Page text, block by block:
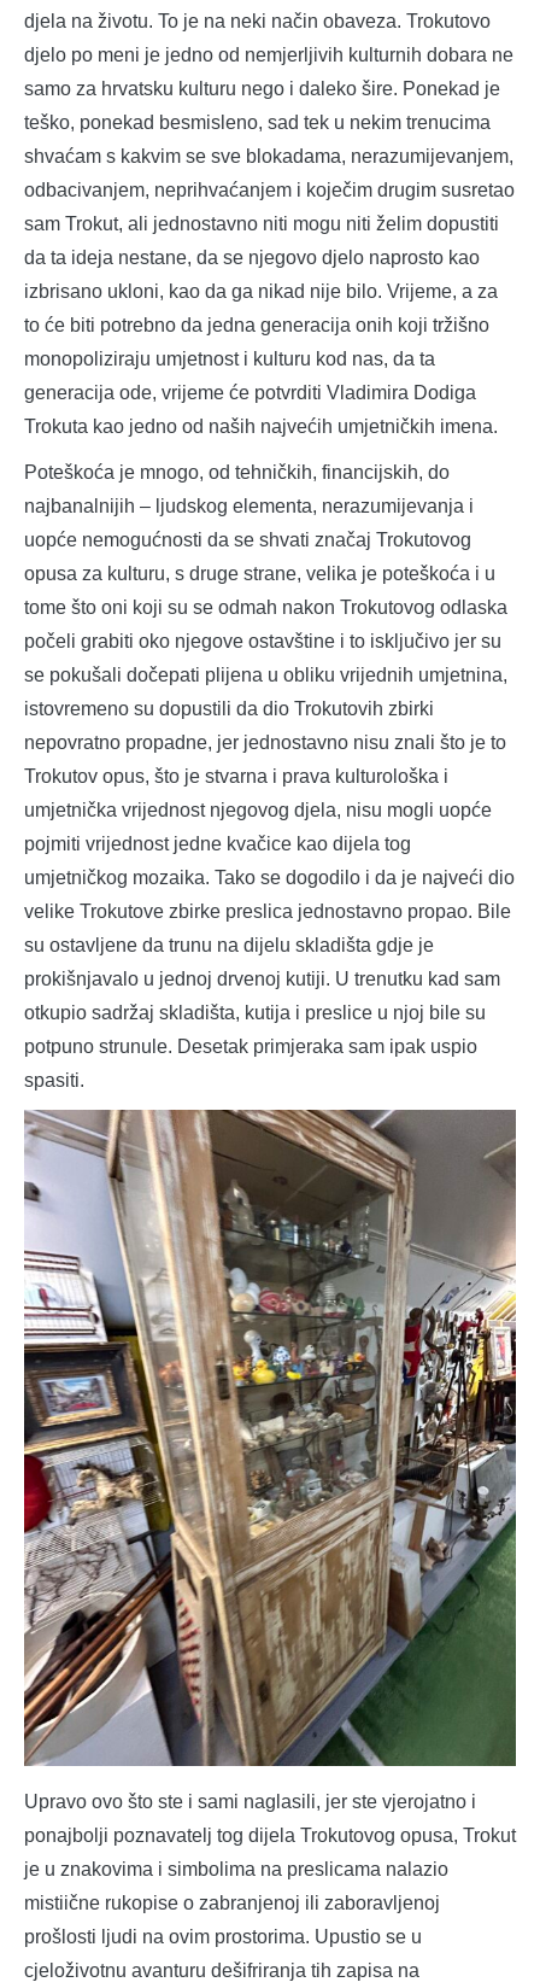
djela na životu. To je na neki način obaveza. Trokutovo
djelo po meni je jedno od nemjerljivih kulturnih dobara ne
samo za hrvatsku kulturu nego i daleko šire. Ponekad je
teško, ponekad besmisleno, sad tek u nekim trenucima
shvaćam s kakvim se sve blokadama, nerazumijevanjem,
odbacivanjem, neprihvaćanjem i koječim drugim susretao
sam Trokut, ali jednostavno niti mogu niti želim dopustiti
da ta ideja nestane, da se njegovo djelo naprosto kao
izbrisano ukloni, kao da ga nikad nije bilo. Vrijeme, a za
to će biti potrebno da jedna generacija onih koji tržišno
monopoliziraju umjetnost i kulturu kod nas, da ta
generacija ode, vrijeme će potvrditi Vladimira Dodiga
Trokuta kao jedno od naših najvećih umjetničkih imena.
Poteškoća je mnogo, od tehničkih, financijskih, do
najbanalnijih – ljudskog elementa, nerazumijevanja i
uopće nemogućnosti da se shvati značaj Trokutovog
opusa za kulturu, s druge strane, velika je poteškoća i u
tome što oni koji su se odmah nakon Trokutovog odlaska
počeli grabiti oko njegove ostavštine i to isključivo jer su
se pokušali dočepati plijena u obliku vrijednih umjetnina,
istovremeno su dopustili da dio Trokutovih zbirki
nepovratno propadne, jer jednostavno nisu znali što je to
Trokutov opus, što je stvarna i prava kulturološka i
umjetnička vrijednost njegovog djela, nisu mogli uopće
pojmiti vrijednost jedne kvačice kao dijela tog
umjetničkog mozaika. Tako se dogodilo i da je najveći dio
velike Trokutove zbirke preslica jednostavno propao. Bile
su ostavljene da trunu na dijelu skladišta gdje je
prokišnjavalo u jednoj drvenoj kutiji. U trenutku kad sam
otkupio sadržaj skladišta, kutija i preslice u njoj bile su
potpuno strunule. Desetak primjeraka sam ipak uspio
spasiti.
Upravo ovo što ste i sami naglasili, jer ste vjerojatno i
ponajbolji poznavatelj tog dijela Trokutovog opusa, Trokut
je u znakovima i simbolima na preslicama nalazio
mistiične rukopise o zabranjenoj ili zaboravljenoj
prošlosti ljudi na ovim prostorima. Upustio se u
cjeloživotnu avanturu dešifriranja tih zapisa na